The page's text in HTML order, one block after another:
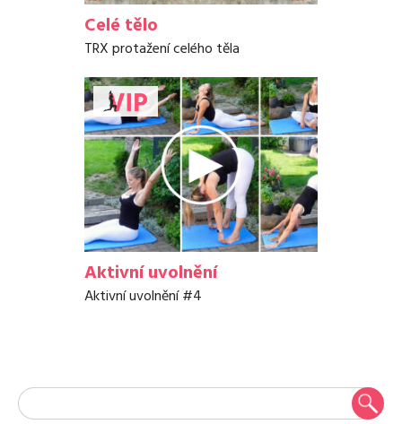
Celé tělo
TRX protažení celého těla
Aktivní uvolnění
Aktivní uvolnění #4